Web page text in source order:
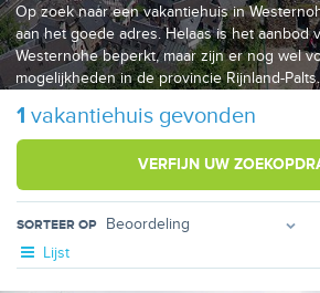
Op zoek naar een vakantiehuis in
aan het goede adres. Helaas is het aanbod
Westernohe beperkt, maar zijn er nog wel
mogelijkheden in de provincie Rijnland-Palts.
1 vakantiehuis gevonden
VERFIJN UW
SORTEER OP
Lijst